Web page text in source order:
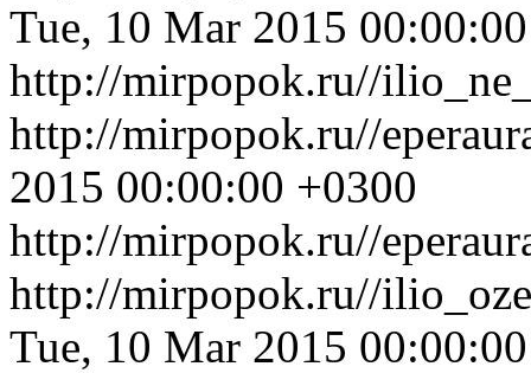
Tue, 10 Mar 2015
http://mirpopok.ru//
http://mirpopok.ru//
2015 00:00:00 +0300
http://mirpopok.ru//
http://mirpopok.ru//
Tue, 10 Mar 2015